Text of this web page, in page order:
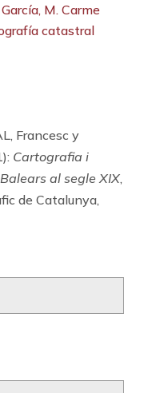
M. Carme
catastral
Francesc y
Cartografia i
al segle XIX,
de Catalunya,